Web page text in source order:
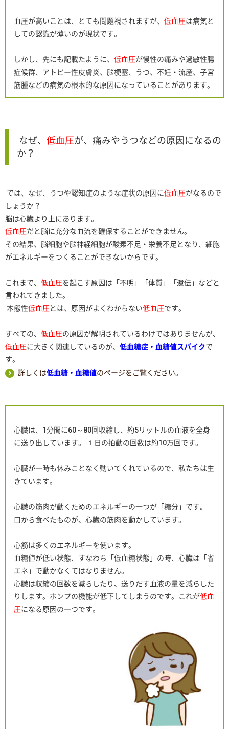
血圧が高いことは、とても問題視されますが、 低血圧は病気と
しての認識が薄いのが現状です。
しかし、先にも記載たように、 低血圧が慢性の痛みや過敏性腸
症候群、アトピー性皮膚炎、脳梗塞、うつ、不妊・流産、子宮
筋腫などの病気の根本的な原因になっていることがあります。
なぜ、 低血圧が、痛みやうつなどの原因になるの
か？
では、なぜ、うつや認知症のような症状の原因に低血圧がなるので
しょうか？
脳は心臓より上にあります。
低血圧だと脳に充分な血流を確保することができません。
その結果、脳細胞や脳神経細胞が酸素不足・栄養不足となり、細胞
がエネルギーをつくることができないからです。
これまで、 低血圧を起こす原因は「不明」「体質」「遺伝」などと
言われてきました。
本態性低血圧とは、原因がよくわからない低血圧です。
すべての、 低血圧の原因が解明されているわけではありませんが、
低血圧に大きく関連しているのが、 低血糖症・血糖値スパイクで
す。
詳しくは低血糖・血糖値のページをご覧ください。
心臓は、 1分間に60～ 80回収縮し、約5リットルの血液を全身
に送り出しています。 １日の拍動の回数は約10万回です。
心臓が一時も休みことなく動いてくれているので、私たちは生
きています。
心臓の筋肉が動くためのエネルギーの一つが「糖分」です。
口から食べたものが、心臓の筋肉を動かしています。
心筋は多くのエネルギーを使います。
血糖値が低い状態、すなわち「低血糖状態」の時、心臓は「省
エネ」で動かなくてはなりません。
心臓は収縮の回数を減らしたり、送りだす血液の量を減らした
りします。ポンプの機能が低下してしまうのです。これが低血
圧になる原因の一つです。